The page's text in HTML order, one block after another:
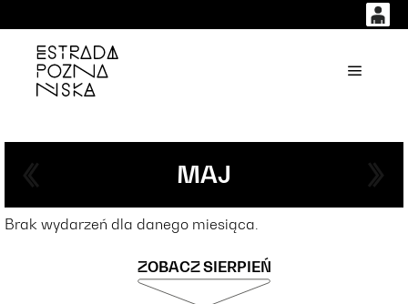
0,00
MAJ
Brak wydarzeń dla danego miesiąca.
ZOBACZ SIERPIEŃ